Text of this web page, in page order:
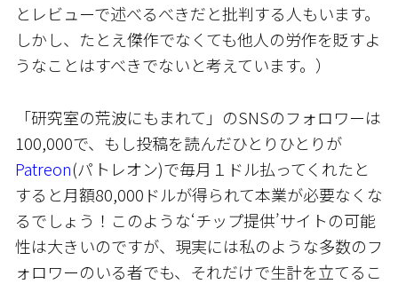
とレビューで述べるべきだと批判する人もいます。
しかし、たとえ傑作でなくても他人の労作を貶すよ
うなことはすべきでないと考えています。）
「研究室の荒波にもまれて」のSNSのフォロワーは
100,000で、もし投稿を読んだひとりひとりが
Patreon(パトレオン)で毎月１ドル払ってくれたと
すると月額80,000ドルが得られて本業が必要なくな
るでしょう！このような‘チップ提供’サイトの可能
性は大きいのですが、現実には私のような多数のフ
ォロワーのいる者でも、それだけで生計を立てるこ